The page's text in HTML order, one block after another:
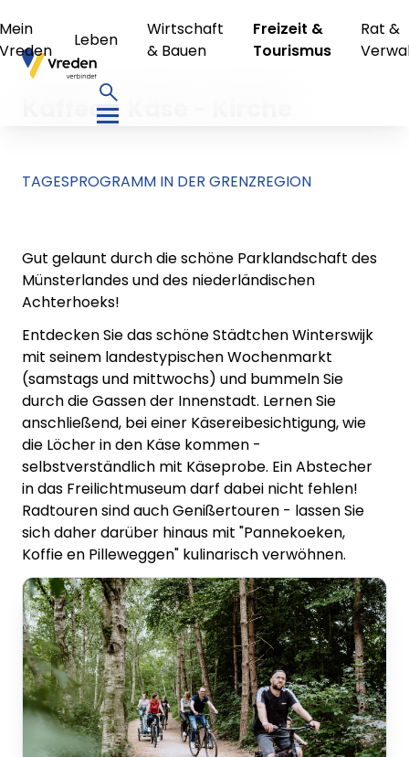
Mein
Vreden
Leben
Wirtschaft
& Bauen
Freizeit &
Tourismus
Rat &
Kaffee - Käse - Kirche
TAGESPROGRAMM IN DER GRENZREGION
Gut gelaunt durch die schöne Parklandschaft des
Münsterlandes und des niederländischen
Achterhoeks!
Entdecken Sie das schöne Städtchen Winterswijk
mit seinem landestypischen Wochenmarkt
(samstags und mittwochs) und bummeln Sie
durch die Gassen der Innenstadt. Lernen Sie
anschließend, bei einer Käsereibesichtigung, wie
die Löcher in den Käse kommen -
selbstverständlich mit Käseprobe. Ein Abstecher
in das Freilichtmuseum darf dabei nicht fehlen!
Radtouren sind auch Genißertouren - lassen Sie
sich daher darüber hinaus mit "Pannekoeken,
Koffie en Pilleweggen" kulinarisch verwöhnen.